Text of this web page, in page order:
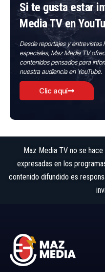
Si te gusta estar
Media TV en
Desde reportajes y entrevistas
especiales, Maz Media TV
contenidos pensados para
nuestra audiencia en YouTube.
Clic aquí
Maz Media TV no se
expresadas en los
contenido difundido es